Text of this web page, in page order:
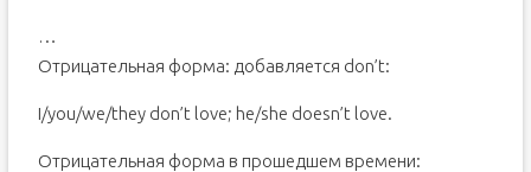
…
Отрицательная форма: добавляется don’t:
I/you/we/they don’t love; he/she doesn’t love.
Отрицательная форма в прошедшем времени: